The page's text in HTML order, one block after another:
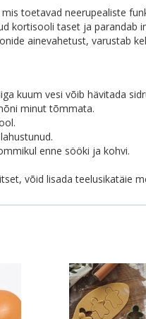
toetavad neerupealiste
kortisooli taset ja parandab
ainevahetust, varustab
kuum vesi võib hävitada
minut tõmmata.
enne sööki ja kohvi.
võid lisada teelusikatäie